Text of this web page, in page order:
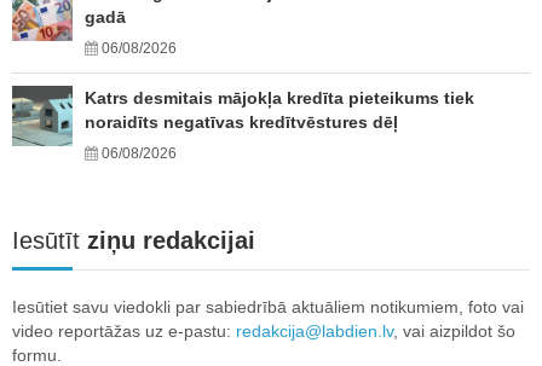
gadā
06/08/2026
Katrs desmitais mājokļa kredīta pieteikums tiek
noraidīts negatīvas kredītvēstures dēļ
06/08/2026
Iesūtīt ziņu redakcijai
Iesūtiet savu viedokli par sabiedrībā aktuāliem notikumiem, foto vai
video reportāžas uz e-pastu: redakcija@labdien.lv, vai aizpildot šo
formu.